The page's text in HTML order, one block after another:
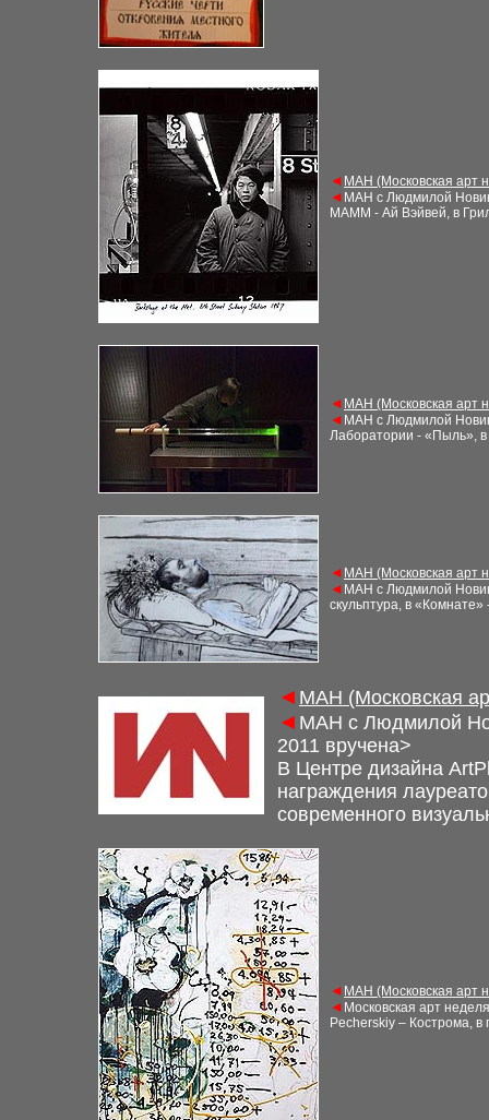
◄ МАН (Московская арт
◄ МАН с Людмилой
МАММ - Ай Вэйвей, в
◄ МАН (Московская арт
◄ МАН с Людмилой
Лаборатории - «Пыль»,
◄ МАН (Московская арт
◄ МАН с Людмилой
скульптура, в
◄ МАН (Московская
◄ МАН с Людмилой
2011 вручена>
В Центре дизайна
награждения
современного
◄ МАН (Московская арт
◄ Московская арт неделя
Pecherskiy – Кострома, в